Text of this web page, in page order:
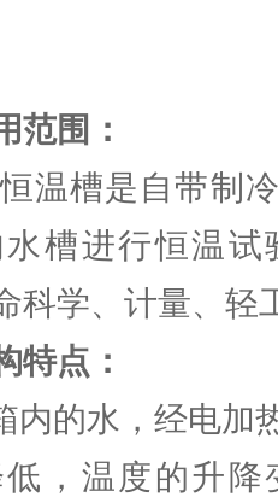
范围：
温槽是自带制
槽进行恒温
科学、计量、轻
特点：
内的水，经电加
，温度的升降